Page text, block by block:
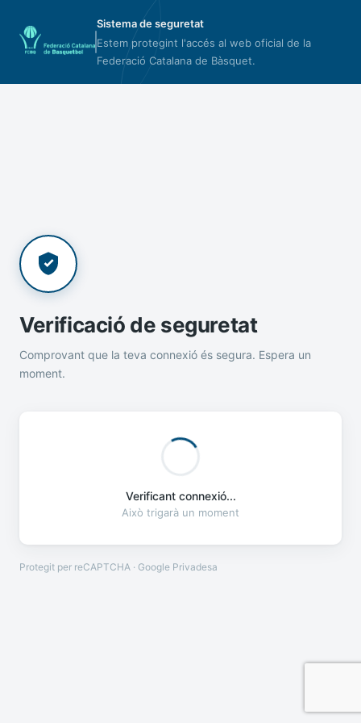
Sistema de seguretat
Estem protegint l'accés al web oficial de la
Federació Catalana de Bàsquet.
Verificació de seguretat
Comprovant que la teva connexió és segura. Espera un
moment.
Verificant connexió...
Això trigarà un moment
Protegit per reCAPTCHA · Google Privadesa